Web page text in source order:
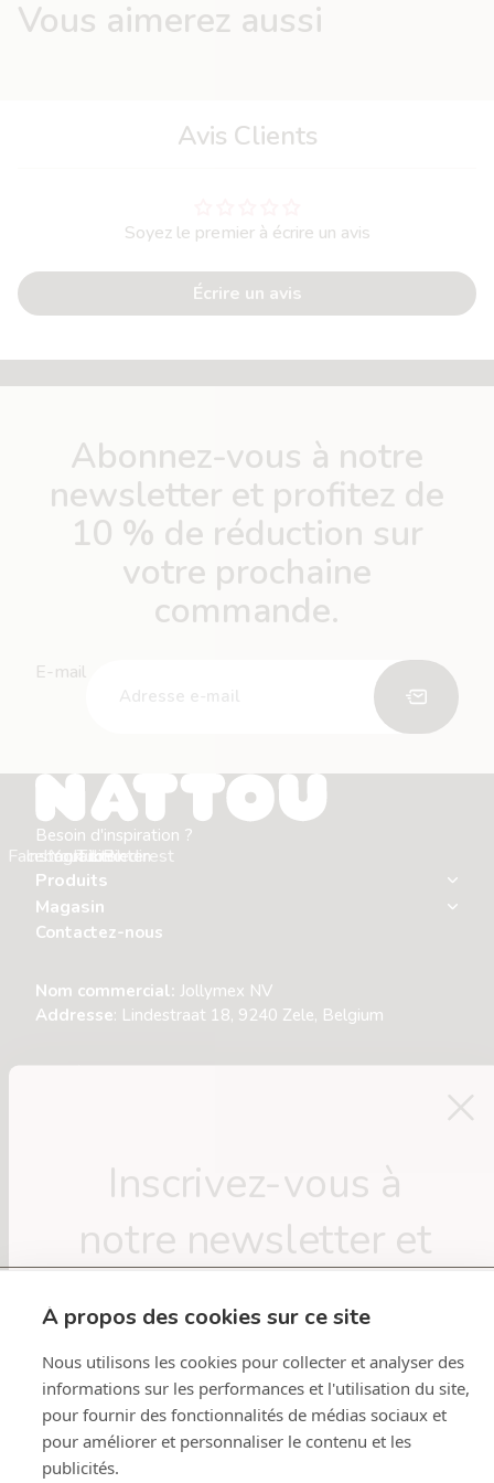
Vous aimerez aussi
Avis Clients
Soyez le premier à écrire un avis
Écrire un avis
À propos des cookies sur ce site
Nous utilisons les cookies pour collecter et analyser des
informations sur les performances et l'utilisation du site,
pour fournir des fonctionnalités de médias sociaux et
pour améliorer et personnaliser le contenu et les
publicités.
Abonnez-vous à notre
newsletter et profitez de
10 % de réduction sur
votre prochaine
commande.
E-mail
Besoin d'inspiration ?
Facebook
Instagram
Youtube
Tiktok
Linkedin
Pinterest
Produits
Magasin
Contactez-nous
Nom commercial: Jollymex NV
Addresse: Lindestraat 18, 9240 Zele, Belgium
Moyens de paiement
Politique de remboursement
Conditions d’utilisation
Politique d’expédition
Coordonnées
Open cookie settings
Inscrivez-vous à
notre newsletter et
bénéficiez d'une
réduction de 10%.
Email